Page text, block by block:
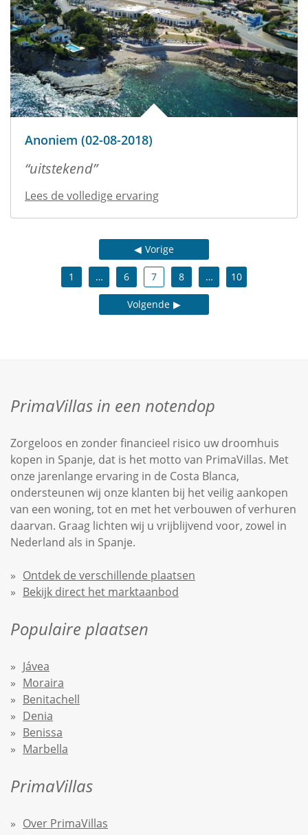
Anoniem (02-08-2018)
uitstekend
Lees de volledige ervaring
Vorige
1 … 6 7 8 … 10
Volgende
PrimaVillas in een notendop
Zorgeloos en zonder financieel risico uw droomhuis
kopen in Spanje, dat is het motto van PrimaVillas. Met
onze jarenlange ervaring in de Costa Blanca,
ondersteunen wij onze klanten bij het veilig aankopen
van een woning, tot en met het verbouwen of verhuren
daarvan. Graag lichten wij u vrijblijvend voor, zowel in
Nederland als in Spanje.
Ontdek de verschillende plaatsen
Bekijk direct het marktaanbod
Populaire plaatsen
Jávea
Moraira
Benitachell
Denia
Benissa
Marbella
PrimaVillas
Over PrimaVillas